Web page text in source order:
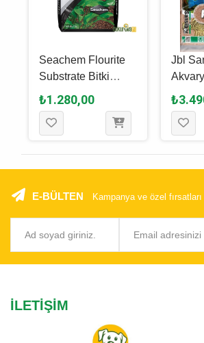
Seachem Flourite
Substrate Bitki
Kumu Kahverengi 2
- 5 Mm / 3.5 Kg
₺1.280,00
Jbl
/ 10 Kg
E-BÜLTEN Kampanya ve özel
İLETIŞIM